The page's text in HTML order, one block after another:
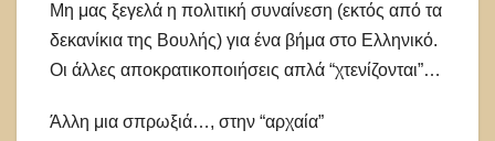
Μη μας ξεγελά η πολιτική συναίνεση (εκτός από τα
δεκανίκια της Βουλής) για ένα βήμα στο Ελληνικό.
Οι άλλες αποκρατικοποιήσεις απλά “χτενίζονται”…
Άλλη μια σπρωξιά…, στην “αρχαία”